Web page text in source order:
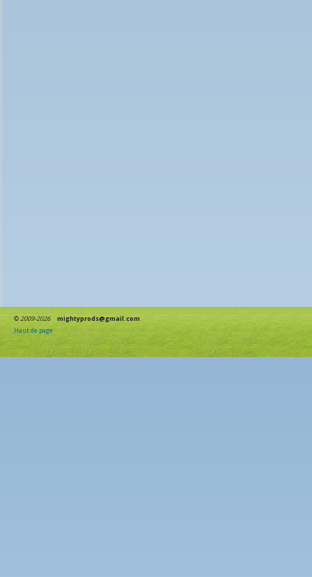
©2009-2026
mightyprods@gmail.com
Haut de page